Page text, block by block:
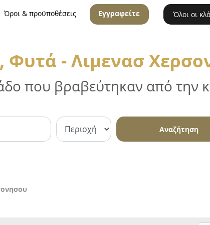
Όροι & προϋποθέσεις Εγγραφείτε Όλοι οι
- Λιμενασ
που βραβεύτηκαν από την
Αναζήτηση